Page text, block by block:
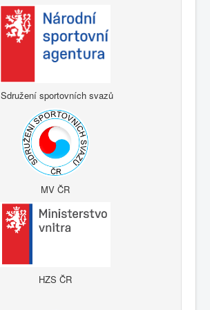
Sdružení sportovních svazů
MV ČR
HZS ČR